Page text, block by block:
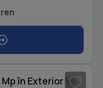
Casă cu 3 camere cu Teren 300 Mp în Exterior Vest